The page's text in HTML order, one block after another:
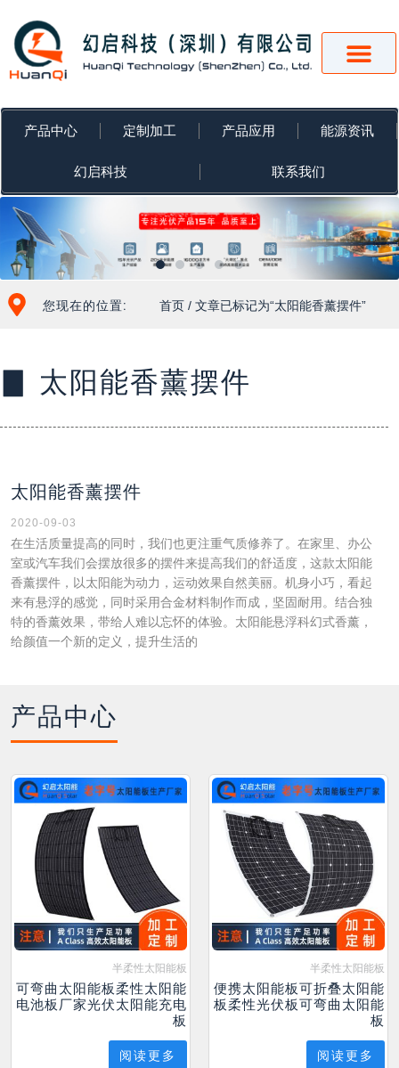
容
产品中心 定制加工 产品应用 能源资讯
幻启科技 联系我们
您现在的位置: 首页 / 文章已标记为“太阳能香薰摆件”
▊ 太阳能香薰摆件
太阳能香薰摆件
2020-09-03
在生活质量提高的同时，我们也更注重气质修养了。在家里、办公
室或汽车我们会摆放很多的摆件来提高我们的舒适度，这款太阳能
香薰摆件，以太阳能为动力，运动效果自然美丽。机身小巧，看起
来有悬浮的感觉，同时采用合金材料制作而成，坚固耐用。结合独
特的香薰效果，带给人难以忘怀的体验。太阳能悬浮科幻式香薰，
给颜值一个新的定义，提升生活的
产品中心
半柔性太阳能板
可弯曲太阳能板柔性太阳能
电池板厂家光伏太阳能充电
板
阅读更多
半柔性太阳能板
便携太阳能板可折叠太阳能
板柔性光伏板可弯曲太阳能
板
阅读更多